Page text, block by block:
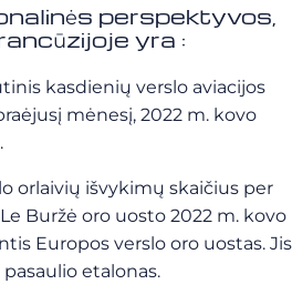
perspektyvos,
yra :
kasdienių verslo aviacijos
mėnesį, 2022 m. kovo
orlaivių išvykimų skaičius per
Buržė oro uosto 2022 m. kovo
Europos verslo oro uostas. Jis
etalonas.